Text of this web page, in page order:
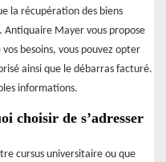
la récupération des biens
Antiquaire Mayer vous propose
besoins, vous pouvez opter
ainsi que le débarras facturé.
informations.
choisir de s’adresser
cursus universitaire ou que